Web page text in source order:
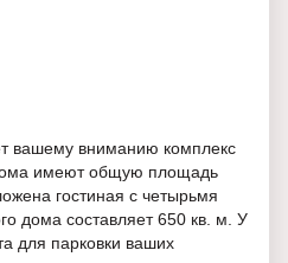
вашему вниманию комплекс
имеют общую площадь
гостиная с четырьмя
дома составляет 650 кв. м. У
для парковки ваших